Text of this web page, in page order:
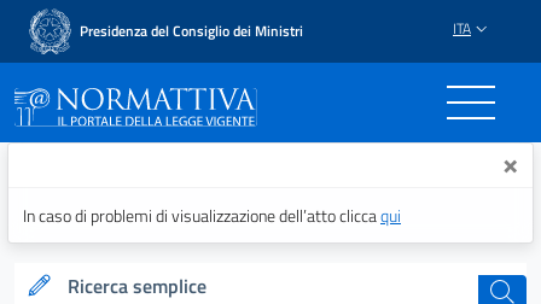
Presidenza del Consiglio dei Ministri ITA
Normattiva - Il portale ×
In caso di problemi di visualizzazione dell’atto cliccaqui
Ricerca semplice cerca